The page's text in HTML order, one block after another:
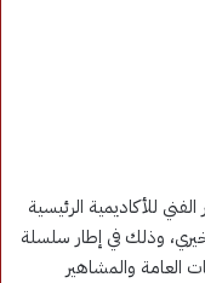
للأكاديمية الرئيسية
وذلك في إطار سلسلة
العامة والمشاهير